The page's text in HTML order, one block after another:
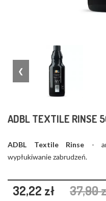
❮
ADBL TEXTILE RINSE
ADBL Textile Rinse -
wypłukiwanie zabrudzeń.
32,22 zł 37,90